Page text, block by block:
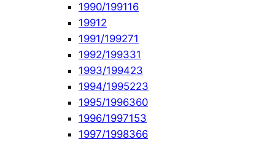
1990/199116
19912
1991/199271
1992/199331
1993/199423
1994/1995223
1995/1996360
1996/1997153
1997/1998366